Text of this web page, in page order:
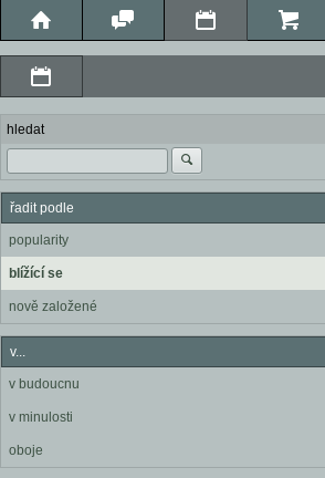
hledat
řadit podle
popularity
blížící se
nově založené
v...
v budoucnu
v minulosti
oboje